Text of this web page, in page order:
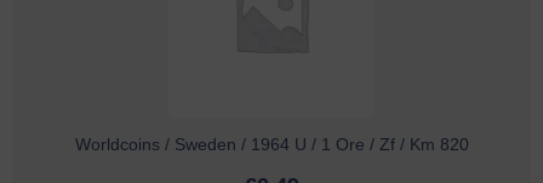
Worldcoins / Sweden / 1964 U / 1 Ore / Zf / Km 820